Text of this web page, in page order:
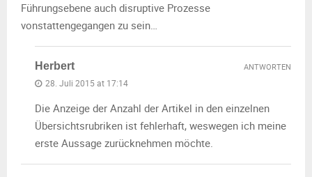
Führungsebene auch disruptive Prozesse
vonstattengegangen zu sein…
Herbert
28. Juli 2015 at 17:14
Die Anzeige der Anzahl der Artikel in den einzelnen
Übersichtsrubriken ist fehlerhaft, weswegen ich meine
erste Aussage zurücknehmen möchte.
ANTWORTEN